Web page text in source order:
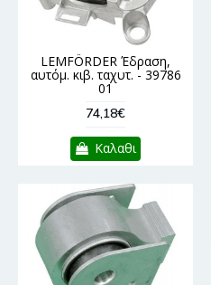
LEMFÖRDER Έδραση,
αυτόμ. κιβ. ταχυτ. - 39786
01
74,18€
Καλαθι